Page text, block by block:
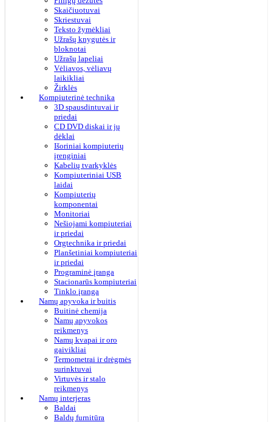
Skaičiuotuvai
Skriestuvai
Teksto žymėkliai
Užrašų knygutės ir
bloknotai
Užrašų lapeliai
Vėliavos, vėliavų
laikikliai
Žirklės
Kompiuterinė technika
3D spausdintuvai ir
priedai
CD DVD diskai ir jų
dėklai
Išoriniai kompiuterių
įrenginiai
Kabelių tvarkyklės
Kompiuteriniai USB
laidai
Kompiuterių
komponentai
Monitoriai
Nešiojami kompiuteriai
ir priedai
Orgtechnika ir priedai
Planšetiniai kompiuteriai
ir priedai
Programinė įranga
Stacionarūs kompiuteriai
Tinklo įranga
Namų apyvoka ir buitis
Buitinė chemija
Namų apyvokos
reikmenys
Namų kvapai ir oro
gaivikliai
Termometrai ir drėgmės
surinktuvai
Virtuvės ir stalo
reikmenys
Namų interjeras
Baldai
Baldų furnitūra